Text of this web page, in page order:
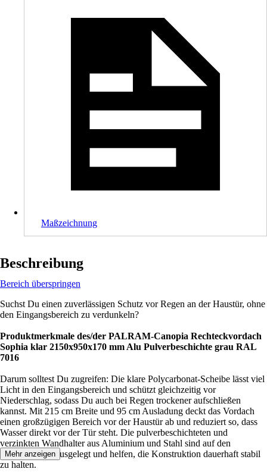
Maßzeichnung
Beschreibung
Bereich überspringen
Suchst Du einen zuverlässigen Schutz vor Regen an der Haustür, ohne
den Eingangsbereich zu verdunkeln?
Produktmerkmale des/der PALRAM-Canopia Rechteckvordach
Sophia klar 2150x950x170 mm Alu Pulverbeschichte grau RAL
7016
Darum solltest Du zugreifen: Die klare Polycarbonat-Scheibe lässt viel
Licht in den Eingangsbereich und schützt gleichzeitig vor
Niederschlag, sodass Du auch bei Regen trockener aufschließen
kannst. Mit 215 cm Breite und 95 cm Ausladung deckt das Vordach
einen großzügigen Bereich vor der Haustür ab und reduziert so, dass
Wasser direkt vor der Tür steht. Die pulverbeschichteten und
verzinkten Wandhalter aus Aluminium und Stahl sind auf den
Außenbereich ausgelegt und helfen, die Konstruktion dauerhaft stabil
zu halten.
Mehr anzeigen